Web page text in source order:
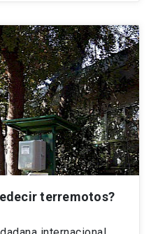
terremotos?